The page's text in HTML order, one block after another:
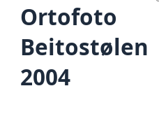
Ortofoto
Beitostølen
2004